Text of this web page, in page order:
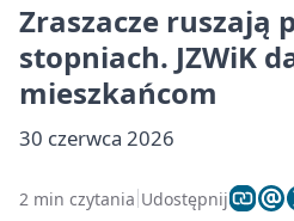
Zraszacze ruszają
stopniach. JZWiK
mieszkańcom
30 czerwca 2026
2 min czytania Udostępnij